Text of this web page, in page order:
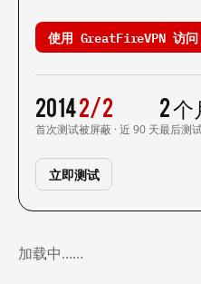
使用 GreatFireVPN 访
2014
首次测试
2/2
被屏蔽 · 近 90 天
2
最后测
立即测试
加载中……